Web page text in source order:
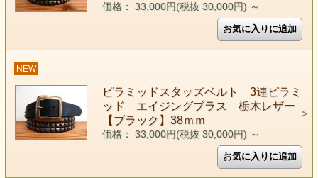
価格： 33,000円(税抜 30,000円) ～
NEW
ピラミッドスタッズベルト 3連ピラミ
ッド エイジングブラス 栃木レザー
【ブラック】38ｍｍ
価格： 33,000円(税抜 30,000円) ～